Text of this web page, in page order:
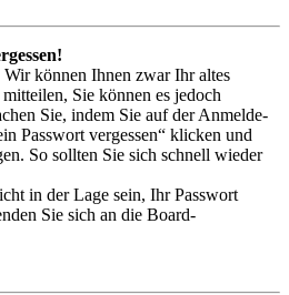
können Ihnen zwar Ihr altes
Sie können es jedoch
Sie, indem Sie auf der Anmelde-
Passwort vergessen“ klicken und
So sollten Sie sich schnell wieder
in der Lage sein, Ihr Passwort
Sie sich an die Board-